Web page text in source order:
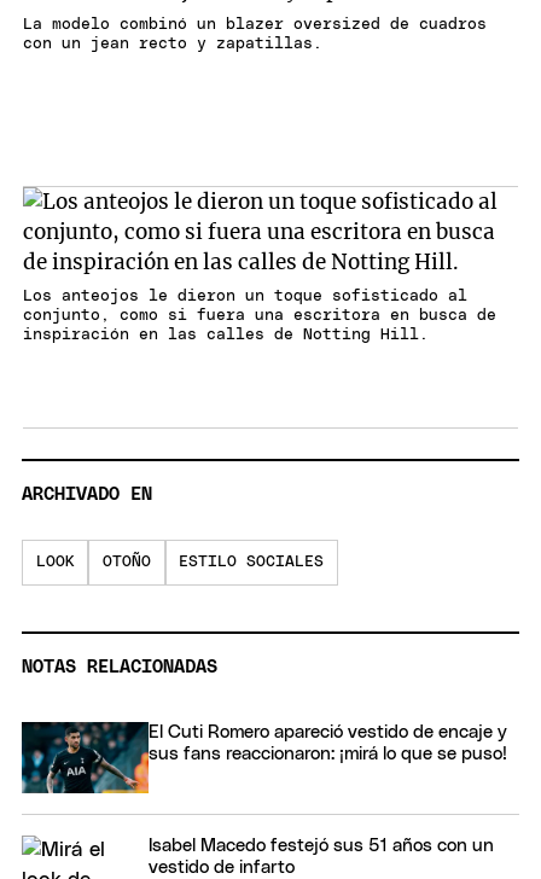
La modelo combinó un blazer oversized de cuadros
con un jean recto y zapatillas.
Los anteojos le dieron un toque sofisticado al
conjunto, como si fuera una escritora en busca de
inspiración en las calles de Notting Hill.
ARCHIVADO EN
LOOK OTOÑO ESTILO SOCIALES
NOTAS RELACIONADAS
El Cuti Romero apareció vestido de encaje y
sus fans reaccionaron: ¡mirá lo que se puso!
Isabel Macedo festejó sus 51 años con un
vestido de infarto